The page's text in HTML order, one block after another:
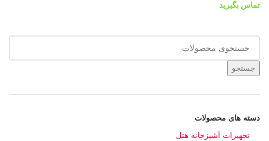
جستجو
دسته های محصولات
تجهیزات آشپزخانه هتل
تماس بگیرید